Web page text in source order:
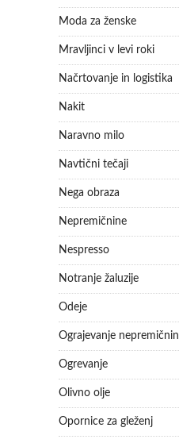
Moda za ženske
Mravljinci v levi roki
Načrtovanje in logistika
Nakit
Naravno milo
Navtični tečaji
Nega obraza
Nepremičnine
Nespresso
Notranje žaluzije
Odeje
Ograjevanje nepremičnin
Ogrevanje
Olivno olje
Opornice za gleženj